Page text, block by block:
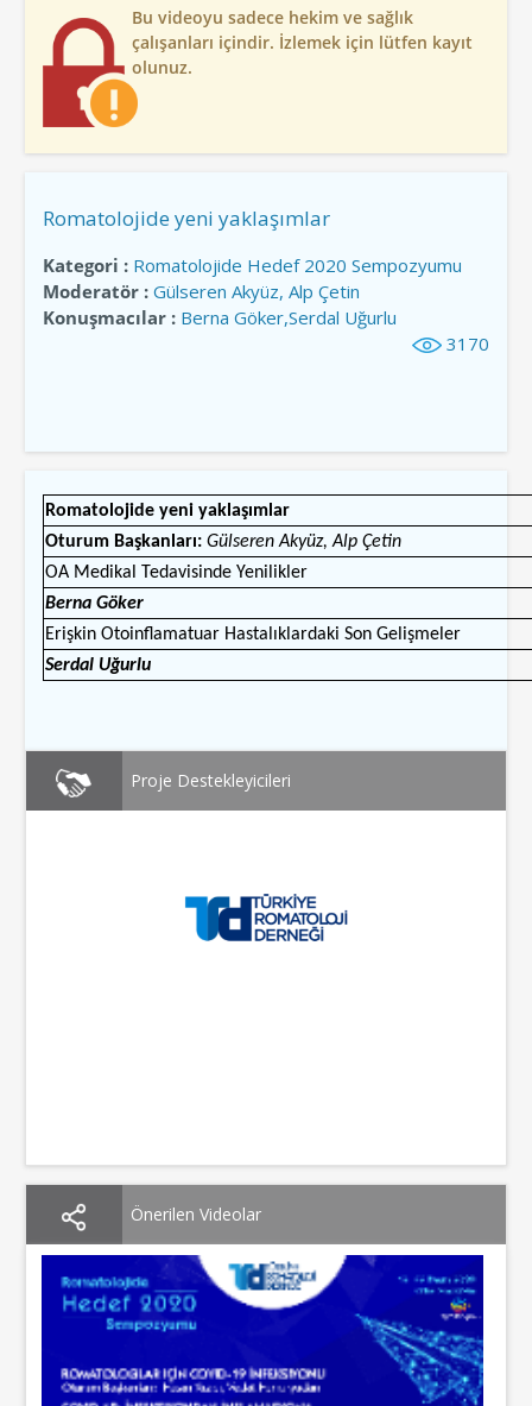
Bu videoyu sadece hekim ve sağlık
çalışanları içindir. İzlemek için lütfen kayıt
olunuz.
Romatolojide yeni yaklaşımlar
Kategori : Romatolojide Hedef 2020 Sempozyumu
Moderatör : Gülseren Akyüz, Alp Çetin
Konuşmacılar : Berna Göker,Serdal Uğurlu
3170
Romatolojide yeni yaklaşımlar
Oturum Başkanları: Gülseren Akyüz, Alp Çetin
OA Medikal Tedavisinde Yenilikler
Berna Göker
Erişkin Otoinflamatuar Hastalıklardaki Son Gelişmeler
Serdal Uğurlu
Proje Destekleyicileri
Önerilen Videolar